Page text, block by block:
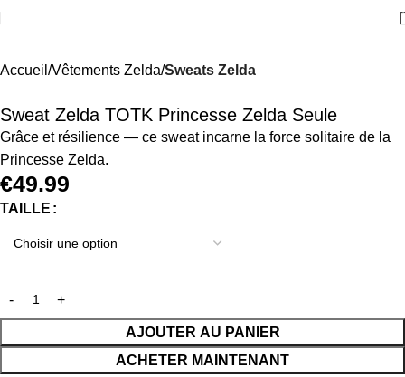
Accueil Vêtements Zelda Sweats Zelda
Sweat Zelda TOTK Princesse Zelda Seule
Grâce et résilience — ce sweat incarne la force solitaire de la
Princesse Zelda.
€49.99
TAILLE
AJOUTER AU PANIER
ACHETER MAINTENANT